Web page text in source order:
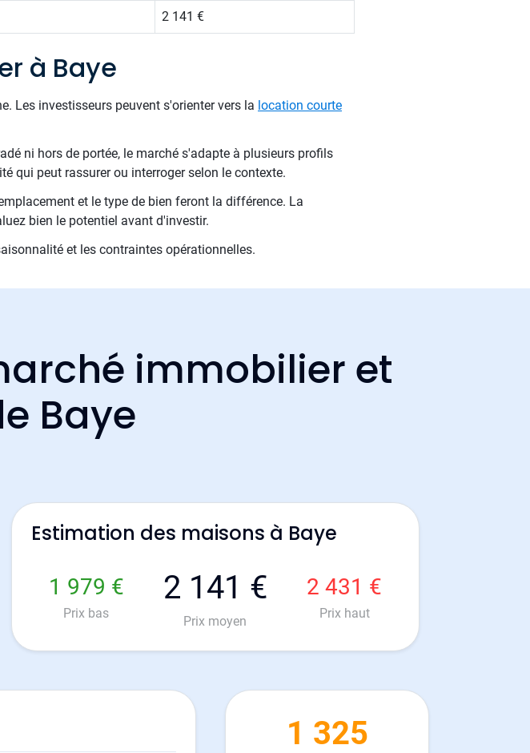
2 141 €
à Baye
Les investisseurs peuvent s'orienter vers la location courte
ni hors de portée, le marché s'adapte à plusieurs profils
qui peut rassurer ou interroger selon le contexte.
et le type de bien feront la différence. La
bien le potentiel avant d'investir.
et les contraintes opérationnelles.
immobilier et
Baye
Estimation des maisons à Baye
1 979 €
Prix bas
2 141 €
Prix moyen
2 431 €
Prix haut
1 325